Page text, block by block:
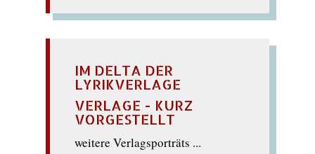
IM DELTA DER
LYRIKVERLAGE
VERLAGE - KURZ
VORGESTELLT
weitere Verlagsporträts ...